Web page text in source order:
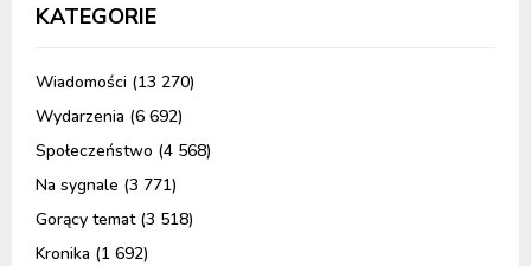
KATEGORIE
Wiadomości (13 270)
Wydarzenia (6 692)
Społeczeństwo (4 568)
Na sygnale (3 771)
Gorący temat(3 518)
Kronika (1 692)